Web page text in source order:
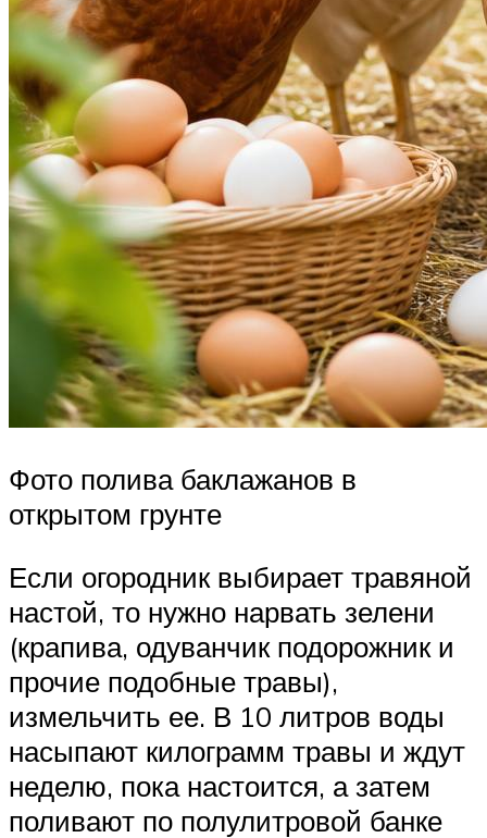
Фото полива баклажанов в
открытом грунте
Если огородник выбирает травяной
настой, то нужно нарвать зелени
(крапива, одуванчик подорожник и
прочие подобные травы),
измельчить ее. В 10 литров воды
насыпают килограмм травы и ждут
неделю, пока настоится, а затем
поливают по полулитровой банке